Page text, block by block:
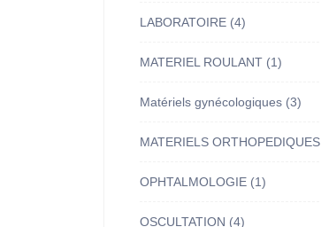
LABORATOIRE (4)
MATERIEL ROULANT (1)
Matériels gynécologiques (3)
MATERIELS ORTHOPEDIQUES
OPHTALMOLOGIE (1)
OSCULTATION (4)